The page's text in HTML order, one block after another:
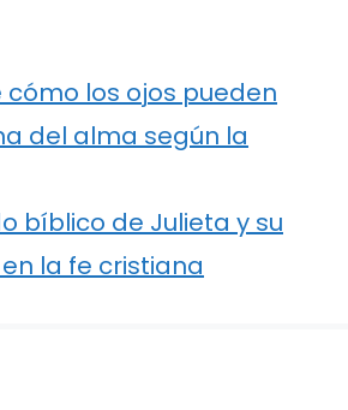
cómo los ojos pueden
del alma según la
bíblico de Julieta y su
la fe cristiana